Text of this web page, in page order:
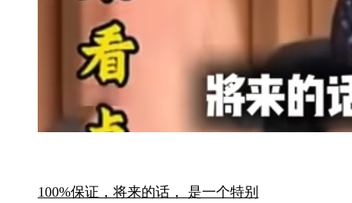
100%保证，将来的话， 是一个特别